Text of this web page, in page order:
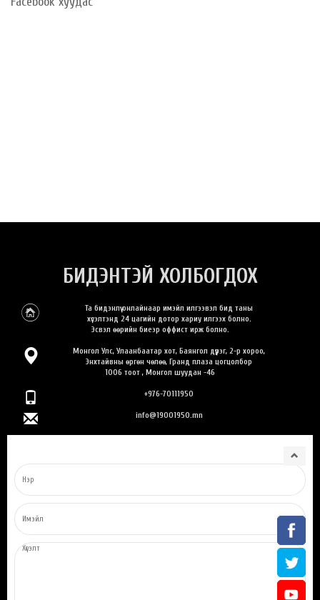
БИДЭНТЭЙ ХОЛБОГДОХ
Та бидэнлүү онлайнаар имэйл илгээвэл бид таны
хүсэлтэнд 24 цагийн дотор хариу илгээх болно.
Эсвэл өөрийн биеэр оффист ирж болно.
Монгол Улс, Улаанбаатар хот, Баянгол дүүрэг, 2-р хороо,
Энхтайвны өргөн чөлөө, Гранд плаза цогцолбор
1006 тоот , Монгол шуудан -46
+976-70111950
info@19001950.mn